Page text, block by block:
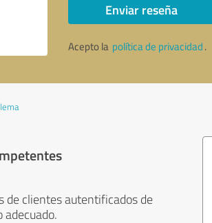
Enviar reseña
Acepto la política de privacidad.
de clientes autentificados de